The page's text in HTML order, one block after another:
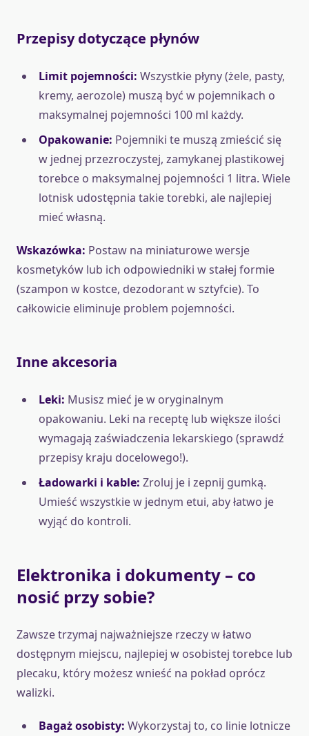
Przepisy dotyczące płynów
Limit pojemności: Wszystkie płyny (żele, pasty,
kremy, aerozole) muszą być w pojemnikach o
maksymalnej pojemności 100 ml każdy.
Opakowanie: Pojemniki te muszą zmieścić się
w jednej przezroczystej, zamykanej plastikowej
torebce o maksymalnej pojemności 1 litra. Wiele
lotnisk udostępnia takie torebki, ale najlepiej
mieć własną.
Wskazówka: Postaw na miniaturowe wersje
kosmetyków lub ich odpowiedniki w stałej formie
(szampon w kostce, dezodorant w sztyfcie). To
całkowicie eliminuje problem pojemności.
Inne akcesoria
Leki: Musisz mieć je w oryginalnym
opakowaniu. Leki na receptę lub większe ilości
wymagają zaświadczenia lekarskiego (sprawdź
przepisy kraju docelowego!).
Ładowarki i kable: Zroluj je i zepnij gumką.
Umieść wszystkie w jednym etui, aby łatwo je
wyjąć do kontroli.
Elektronika i dokumenty – co
nosić przy sobie?
Zawsze trzymaj najważniejsze rzeczy w łatwo
dostępnym miejscu, najlepiej w osobistej torebce lub
plecaku, który możesz wnieść na pokład oprócz
walizki.
Bagaż osobisty: Wykorzystaj to, co linie lotnicze